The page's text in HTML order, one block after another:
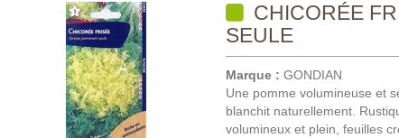
CHICORÉE
SEULE
Marque : GONDIAN
Une pomme volumineuse et
blanchit naturellement.
volumineux et plein, feuilles